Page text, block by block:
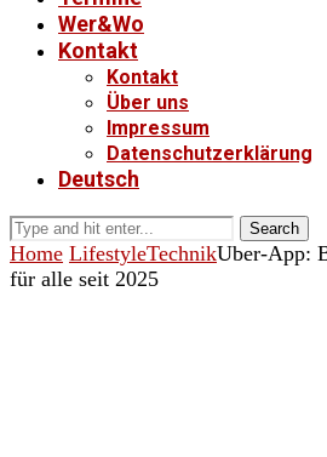
Wer&Wo
Kontakt
Kontakt
Über uns
Impressum
Datenschutzerklärung
Deutsch
Search
Home LifestyleTechnikUber-App:
für alle seit 2025